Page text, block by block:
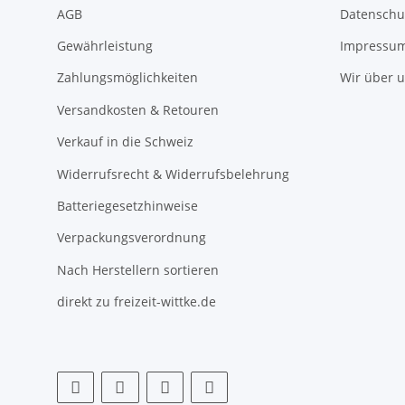
AGB
Gewährleistung
Zahlungsmöglichkeiten
Versandkosten & Retouren
Verkauf in die Schweiz
Widerrufsrecht & Widerrufsbelehrung
Batteriegesetzhinweise
Verpackungsverordnung
Nach Herstellern sortieren
direkt zu freizeit-wittke.de
Wir über